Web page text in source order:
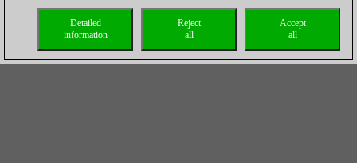
Accept
all
Reject
all
Detailed
information